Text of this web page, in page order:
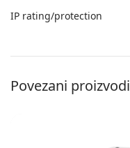
IP rating/protection
Povezani proizvodi